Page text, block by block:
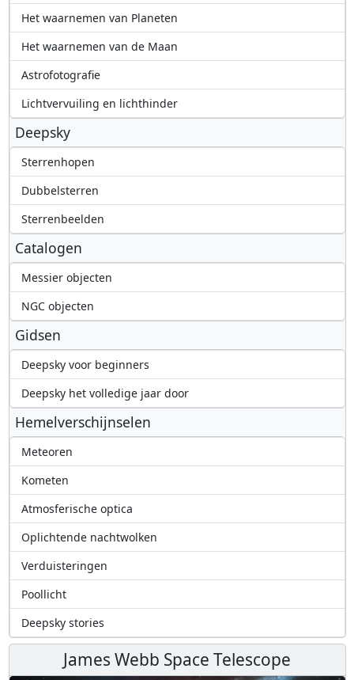
Het waarnemen van Planeten
Het waarnemen van de Maan
Astrofotografie
Lichtvervuiling en lichthinder
Deepsky
Sterrenhopen
Dubbelsterren
Sterrenbeelden
Catalogen
Messier objecten
NGC objecten
Gidsen
Deepsky voor beginners
Deepsky het volledige jaar door
Hemelverschijnselen
Meteoren
Kometen
Atmosferische optica
Oplichtende nachtwolken
Verduisteringen
Poollicht
Deepsky stories
James Webb Space Telescope